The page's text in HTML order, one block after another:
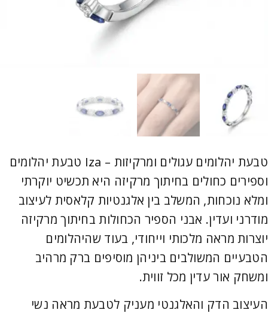
טבעת יהלומים עגולים ומרקיזות – Iza טבעת יהלומים
וספירים כחולים בחיתוך מרקיזה היא תכשיט יוקרתי
ומלא נוכחות, המשלב בין אלגנטיות קלאסית לעיצוב
מודרני ועדין. אבני הספיר הכחולות בחיתוך מרקיזה
יוצרות מראה מלכותי וייחודי, בעוד שהיהלומים
הטבעיים המשולבים ביניהן מוסיפים ברק מרהיב
ומשחק אור עדין מכל זווית.
העיצוב הדק והאלגנטי מעניק לטבעת מראה נשי